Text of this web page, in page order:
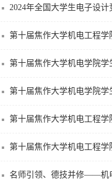
2024年全国大学生电子设
第十届焦作大学机电工程
第十届焦作大学机电学院
第十届焦作大学机电学院
第十届焦作大学机电工程
第十届焦作大学机电工程
名师引领、德技并修——机